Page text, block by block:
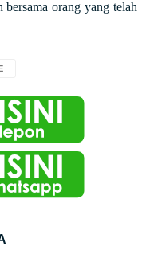
orang yang telah